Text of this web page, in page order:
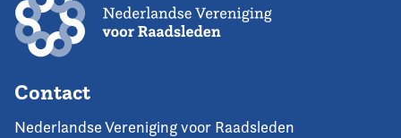
Contact
Nederlandse Vereniging voor Raadsleden